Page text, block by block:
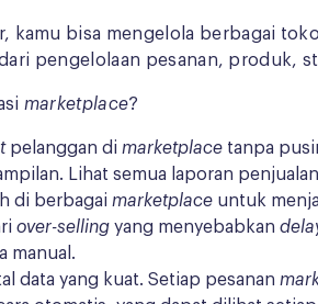
kamu bisa mengelola berbagai
pengelolaan pesanan, produk,
marketplace?
pelanggan di marketplace tanpa
Lihat semua laporan
di berbagai marketplace untuk
over-selling yang menyebabkan
manual.
data yang kuat. Setiap pesanan